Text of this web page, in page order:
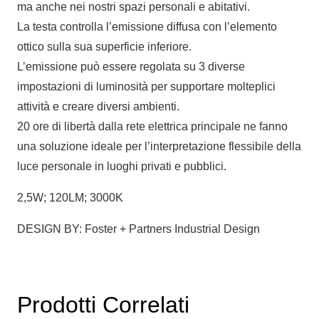
ma anche nei nostri spazi personali e abitativi.
La testa controlla l’emissione diffusa con l’elemento
ottico sulla sua superficie inferiore.
L’emissione può essere regolata su 3 diverse
impostazioni di luminosità per supportare molteplici
attività e creare diversi ambienti.
20 ore di libertà dalla rete elettrica principale ne fanno
una soluzione ideale per l’interpretazione flessibile della
luce personale in luoghi privati e pubblici.
2,5W; 120LM; 3000K
DESIGN BY: Foster + Partners Industrial Design
Prodotti Correlati